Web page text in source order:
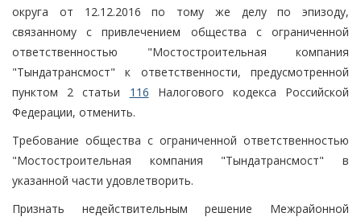
округа от 12.12.2016 по тому же делу по эпизоду,
связанному с привлечением общества с ограниченной
ответственностью "Мостостроительная компания
"Тындатрансмост" к ответственности, предусмотренной
пунктом 2 статьи 116 Налогового кодекса Российской
Федерации, отменить.
Требование общества с ограниченной ответственностью
"Мостостроительная компания "Тындатрансмост" в
указанной части удовлетворить.
Признать недействительным решение Межрайонной